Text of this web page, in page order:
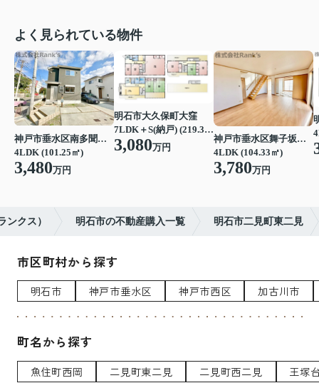
よく見られている物件
神戸市垂水区南多聞台４丁目
4LDK (101.25㎡)
3,480万円
明石市大久保町大窪
7LDK＋S(納戸) (219.39㎡)
3,080万円
神戸市垂水区舞子坂３丁目
4LDK (104.33㎡)
3,780万円
ンクス） 明石市の不動産購入一覧 明石市二見町東二見
市区町村から探す
明石市 神戸市垂水区 神戸市西区 加古川市
町名から探す
魚住町西岡 二見町東二見 二見町西二見 王塚